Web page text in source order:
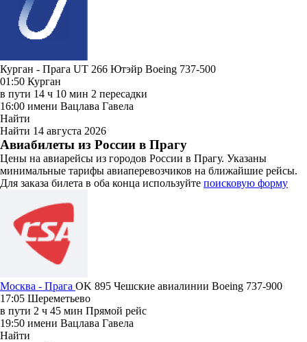
Курган - Прага UT 266 Ютэйр Boeing 737-500
01:50 Курган
в пути 14 ч 10 мин 2 пересадки
16:00 имени Вацлава Гавела
Найти
Найти 14 августа 2026
Авиабилеты из России в Прагу
Цены на авиарейсы из городов России в Прагу. Указаны
минимальные тарифы авиаперевозчиков на ближайшие рейсы.
Для заказа билета в оба конца используйте поисковую форму
Москва - Прага OK 895 Чешские авиалинии Boeing 737-900
17:05 Шереметьево
в пути 2 ч 45 мин Прямой рейс
19:50 имени Вацлава Гавела
Найти